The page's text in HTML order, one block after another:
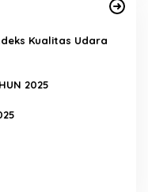
Kualitas Udara
2025